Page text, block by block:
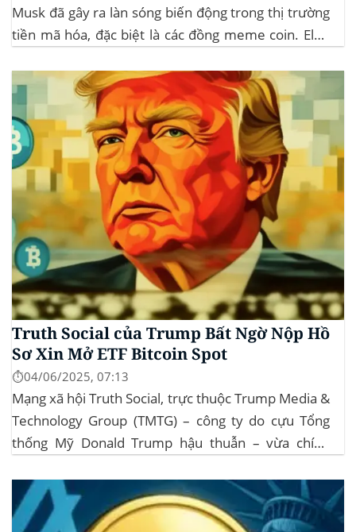
Musk đã gây ra làn sóng biến động trong thị trường
tiền mã hóa, đặc biệt là các đồng meme coin. Elon
Government Efficiency) và chỉ trích dự luật “Big
Beautiful Bill” của Trump,...
Truth Social của Trump Bất Ngờ Nộp Hồ
Sơ Xin Mở ETF Bitcoin Spot
⏱️04/06/2025, 07:13
Mạng xã hội Truth Social, trực thuộc Trump Media &
Technology Group (TMTG) – công ty do cựu Tổng
thống Mỹ Donald Trump hậu thuẫn – vừa chính
dịch Mỹ (SEC) để xin phê duyệt quỹ ETF Bitcoin...